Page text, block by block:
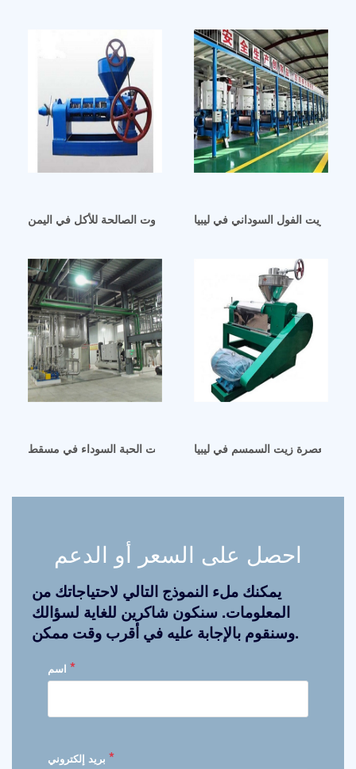
مشروع معصرة الزيوت الصالحة للأكل في اليمنزيت الفول السوداني في ليبيا
آلة عصر زيت الحبة السوداء في مسقطمعصرة زيت السمسم في ليبيا
احصل على السعر أو الدعم
يمكنك ملء النموذج التالي لاحتياجاتك من
المعلومات. سنكون شاكرين للغاية لسؤالك
وسنقوم بالإجابة عليه في أقرب وقت ممكن.
*
*